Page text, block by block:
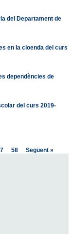
del Departament de
en la cloenda del curs
dependències de
del curs 2019-
58 Següent »